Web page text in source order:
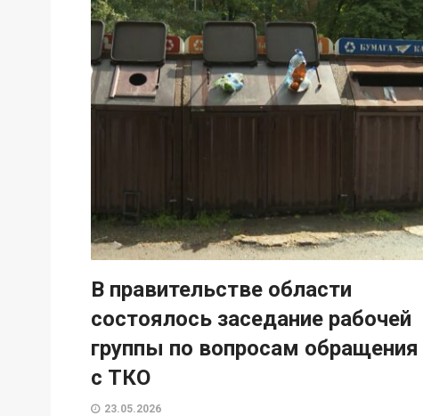
В правительстве области
состоялось заседание рабочей
группы по вопросам обращения
с ТКО
23.05.2026